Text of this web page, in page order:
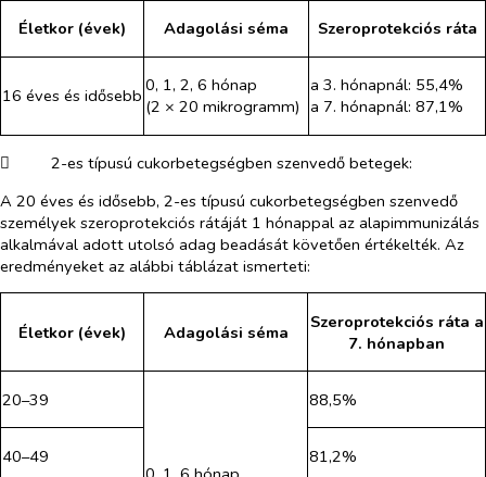
Életkor (évek) Adagolási séma Szeroprotekciós ráta
16 éves és idősebb 0, 1, 2, 6 hónap
(2 × 20 mikrogramm)
a 3. hónapnál: 55,4%
a 7. hónapnál: 87,1%
​
2-es típusú cukorbetegségben szenvedő betegek:
A 20 éves és idősebb, 2-es típusú cukorbetegségben szenvedő
személyek szeroprotekciós rátáját 1 hónappal az alapimmunizálás
alkalmával adott utolsó adag beadását követően értékelték. Az
eredményeket az alábbi táblázat ismerteti:
Életkor (évek) Adagolási séma
Szeroprotekciós ráta a
7. hónapban
20–39 88,5%
40–49 81,2%